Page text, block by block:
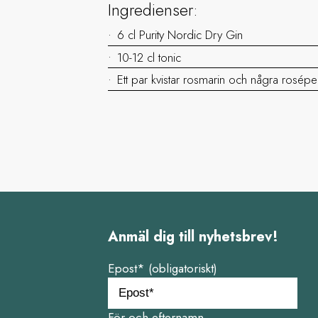
Ingredienser:
6 cl Purity Nordic Dry Gin
10-12 cl tonic
Ett par kvistar rosmarin och några
Anmäl dig till nyhetsbrev!
Epost* (obligatoriskt)